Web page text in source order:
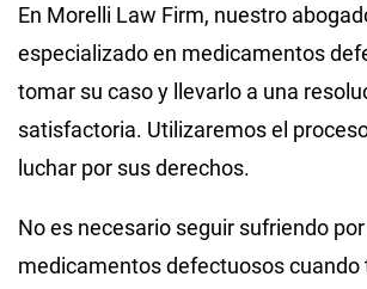
En Morelli Law Firm, nuestro
especializado en medicamentos
tomar su caso y llevarlo a una
satisfactoria. Utilizaremos el
luchar por sus derechos.
No es necesario seguir sufriendo
medicamentos defectuosos cuando